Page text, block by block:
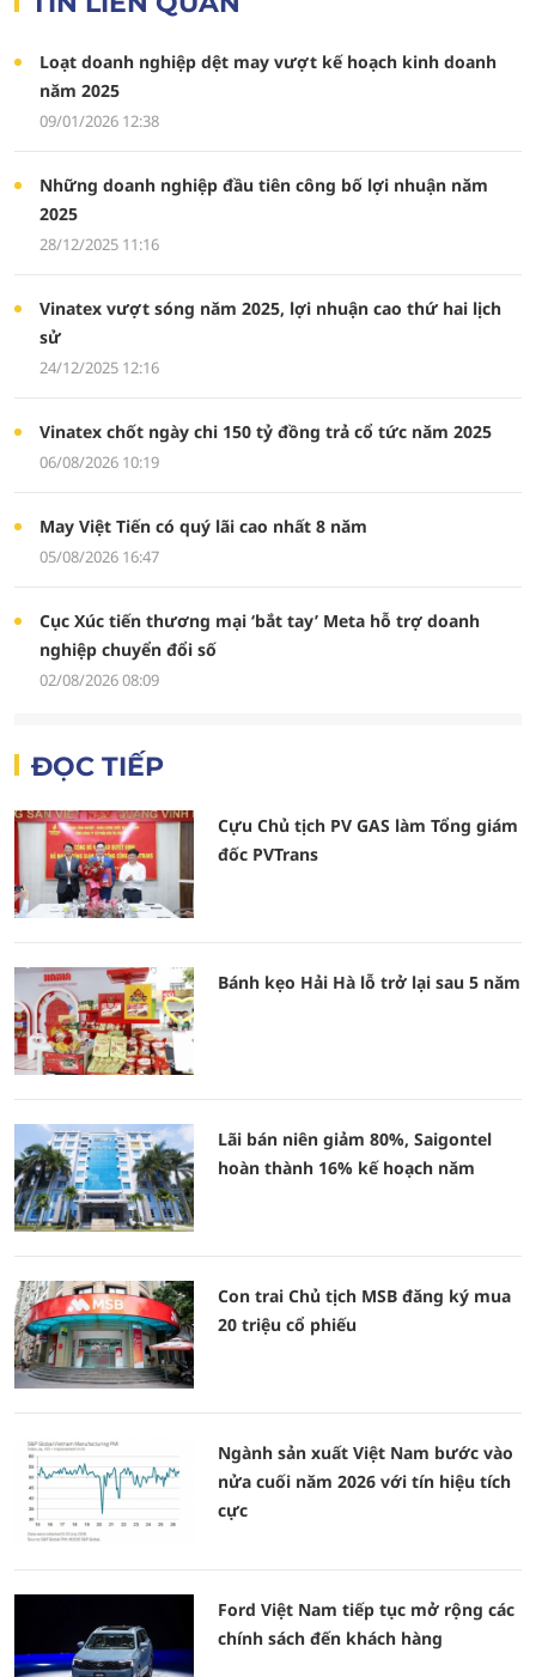
Loạt doanh nghiệp dệt may vượt kế hoạch kinh doanh
năm 2025
09/01/2026 12:38
Những doanh nghiệp đầu tiên công bố lợi nhuận năm
2025
28/12/2025 11:16
Vinatex vượt sóng năm 2025, lợi nhuận cao thứ hai lịch
sử
24/12/2025 12:16
Vinatex chốt ngày chi 150 tỷ đồng trả cổ tức năm 2025
06/08/2026 10:19
May Việt Tiến có quý lãi cao nhất 8 năm
05/08/2026 16:47
Cục Xúc tiến thương mại ‘bắt tay’ Meta hỗ trợ doanh
nghiệp chuyển đổi số
02/08/2026 08:09
ĐỌC TIẾP
Cựu Chủ tịch PV GAS làm Tổng giám
đốc PVTrans
Bánh kẹo Hải Hà lỗ trở lại sau 5 năm
Lãi bán niên giảm 80%, Saigontel
hoàn thành 16% kế hoạch năm
Con trai Chủ tịch MSB đăng ký mua
20 triệu cổ phiếu
Ngành sản xuất Việt Nam bước vào
nửa cuối năm 2026 với tín hiệu tích
cực
Ford Việt Nam tiếp tục mở rộng các
chính sách đến khách hàng